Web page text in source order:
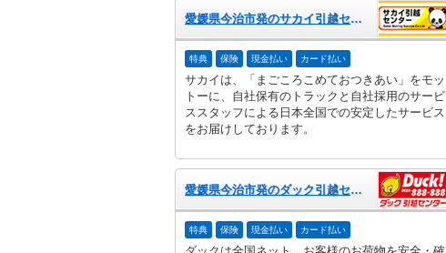
愛媛県今治市発のサカイ引越センター
特典 保険 現金払い カード払い
サカイは、「まごころこめておつきあい」をモッ
トーに、自社保有のトラックと自社採用のサービ
ススタッフによる日本全国での安定したサービス
をお届けしております。
愛媛県今治市発のダック引越センター
特典 保険 現金払い カード払い